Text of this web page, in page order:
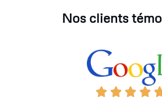
Nos clients